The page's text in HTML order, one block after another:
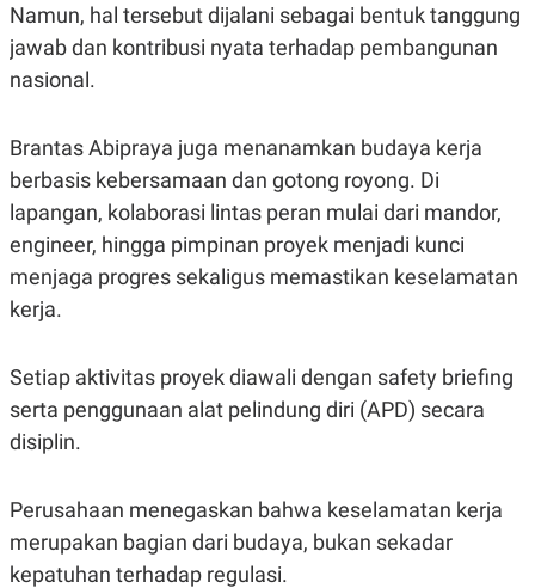
T
A
N
T
S
U
S
JARINGAN
K
O
N
T
N
A
D
E
M
Y
P
R
E
S
R
E
S
E
.
L
A
N
G
K
I
N
E
Namun, hal tersebut dijalani sebagai bentuk tanggung
jawab dan kontribusi nyata terhadap pembangunan
nasional.
Brantas Abipraya juga menanamkan budaya kerja
berbasis kebersamaan dan gotong royong. Di
lapangan, kolaborasi lintas peran mulai dari mandor,
engineer, hingga pimpinan proyek menjadi kunci
menjaga progres sekaligus memastikan keselamatan
kerja.
Setiap aktivitas proyek diawali dengan safety briefing
serta penggunaan alat pelindung diri (APD) secara
disiplin.
Perusahaan menegaskan bahwa keselamatan kerja
merupakan bagian dari budaya, bukan sekadar
kepatuhan terhadap regulasi.